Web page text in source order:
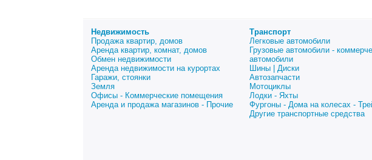
Недвижимость
Продажа квартир, домов
Аренда квартир, комнат, домов
Обмен недвижимости
Аренда недвижимости на курортах
Гаражи, стоянки
Земля
Офисы - Коммерческие помещения
Аренда и продажа магазинов - Прочие
Транспорт
Легковые автомобили
Грузовые автомобили -
автомобили
Шины | Диски
Автозапчасти
Мотоциклы
Лодки - Яхты
Фургоны - Дома на колесах -
Другие транспортные средства